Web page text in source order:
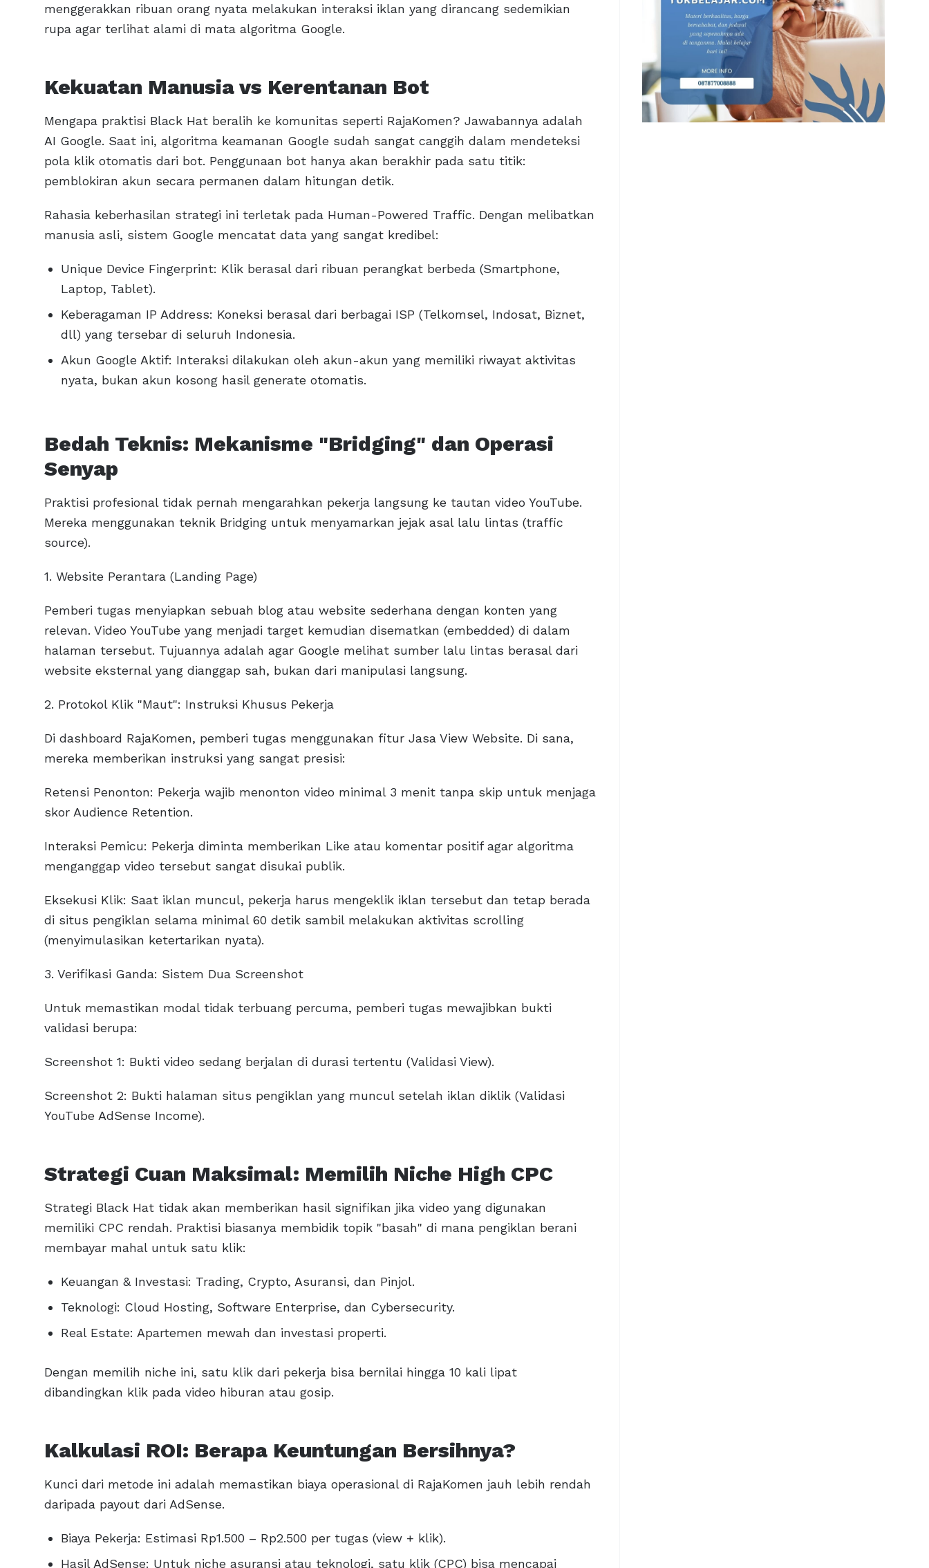
menggerakkan ribuan orang nyata melakukan interaksi iklan yang dirancang sedemikian
rupa agar terlihat alami di mata algoritma Google.
Kekuatan Manusia vs Kerentanan Bot
Mengapa praktisi Black Hat beralih ke komunitas seperti RajaKomen? Jawabannya adalah
AI Google. Saat ini, algoritma keamanan Google sudah sangat canggih dalam mendeteksi
pola klik otomatis dari bot. Penggunaan bot hanya akan berakhir pada satu titik:
pemblokiran akun secara permanen dalam hitungan detik.
Rahasia keberhasilan strategi ini terletak pada Human-Powered Traffic. Dengan melibatkan
manusia asli, sistem Google mencatat data yang sangat kredibel:
Unique Device Fingerprint: Klik berasal dari ribuan perangkat berbeda (Smartphone,
Laptop, Tablet).
Keberagaman IP Address: Koneksi berasal dari berbagai ISP (Telkomsel, Indosat, Biznet,
dll) yang tersebar di seluruh Indonesia.
Akun Google Aktif: Interaksi dilakukan oleh akun-akun yang memiliki riwayat aktivitas
nyata, bukan akun kosong hasil generate otomatis.
Bedah Teknis: Mekanisme "Bridging" dan Operasi
Senyap
Praktisi profesional tidak pernah mengarahkan pekerja langsung ke tautan video YouTube.
Mereka menggunakan teknik Bridging untuk menyamarkan jejak asal lalu lintas (traffic
source).
1. Website Perantara (Landing Page)
Pemberi tugas menyiapkan sebuah blog atau website sederhana dengan konten yang
relevan. Video YouTube yang menjadi target kemudian disematkan (embedded) di dalam
halaman tersebut. Tujuannya adalah agar Google melihat sumber lalu lintas berasal dari
website eksternal yang dianggap sah, bukan dari manipulasi langsung.
2. Protokol Klik "Maut": Instruksi Khusus Pekerja
Di dashboard RajaKomen, pemberi tugas menggunakan fitur Jasa View Website. Di sana,
mereka memberikan instruksi yang sangat presisi:
Retensi Penonton: Pekerja wajib menonton video minimal 3 menit tanpa skip untuk menjaga
skor Audience Retention.
Interaksi Pemicu: Pekerja diminta memberikan Like atau komentar positif agar algoritma
menganggap video tersebut sangat disukai publik.
Eksekusi Klik: Saat iklan muncul, pekerja harus mengeklik iklan tersebut dan tetap berada
di situs pengiklan selama minimal 60 detik sambil melakukan aktivitas scrolling
(menyimulasikan ketertarikan nyata).
3. Verifikasi Ganda: Sistem Dua Screenshot
Untuk memastikan modal tidak terbuang percuma, pemberi tugas mewajibkan bukti
validasi berupa:
Screenshot 1: Bukti video sedang berjalan di durasi tertentu (Validasi View).
Screenshot 2: Bukti halaman situs pengiklan yang muncul setelah iklan diklik (Validasi
YouTube AdSense Income).
Strategi Cuan Maksimal: Memilih Niche High CPC
Strategi Black Hat tidak akan memberikan hasil signifikan jika video yang digunakan
memiliki CPC rendah. Praktisi biasanya membidik topik "basah" di mana pengiklan berani
membayar mahal untuk satu klik:
Keuangan & Investasi: Trading, Crypto, Asuransi, dan Pinjol.
Teknologi: Cloud Hosting, Software Enterprise, dan Cybersecurity.
Real Estate: Apartemen mewah dan investasi properti.
Dengan memilih niche ini, satu klik dari pekerja bisa bernilai hingga 10 kali lipat
dibandingkan klik pada video hiburan atau gosip.
Kalkulasi ROI: Berapa Keuntungan Bersihnya?
Kunci dari metode ini adalah memastikan biaya operasional di RajaKomen jauh lebih rendah
daripada payout dari AdSense.
Biaya Pekerja: Estimasi Rp1.500 – Rp2.500 per tugas (view + klik).
Hasil AdSense: Untuk niche asuransi atau teknologi, satu klik (CPC) bisa mencapai